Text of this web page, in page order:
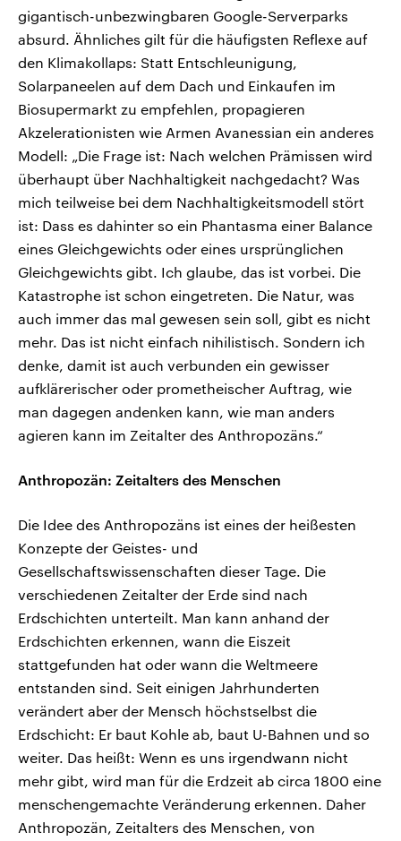
gigantisch-unbezwingbaren Google-Serverparks
absurd. Ähnliches gilt für die häufigsten Reflexe auf
den Klimakollaps: Statt Entschleunigung,
Solarpaneelen auf dem Dach und Einkaufen im
Biosupermarkt zu empfehlen, propagieren
Akzelerationisten wie Armen Avanessian ein anderes
Modell: „Die Frage ist: Nach welchen Prämissen wird
überhaupt über Nachhaltigkeit nachgedacht? Was
mich teilweise bei dem Nachhaltigkeitsmodell stört
ist: Dass es dahinter so ein Phantasma einer Balance
eines Gleichgewichts oder eines ursprünglichen
Gleichgewichts gibt. Ich glaube, das ist vorbei. Die
Katastrophe ist schon eingetreten. Die Natur, was
auch immer das mal gewesen sein soll, gibt es nicht
mehr. Das ist nicht einfach nihilistisch. Sondern ich
denke, damit ist auch verbunden ein gewisser
aufklärerischer oder prometheischer Auftrag, wie
man dagegen andenken kann, wie man anders
agieren kann im Zeitalter des Anthropozäns.“
Anthropozän: Zeitalters des Menschen
Die Idee des Anthropozäns ist eines der heißesten
Konzepte der Geistes- und
Gesellschaftswissenschaften dieser Tage. Die
verschiedenen Zeitalter der Erde sind nach
Erdschichten unterteilt. Man kann anhand der
Erdschichten erkennen, wann die Eiszeit
stattgefunden hat oder wann die Weltmeere
entstanden sind. Seit einigen Jahrhunderten
verändert aber der Mensch höchstselbst die
Erdschicht: Er baut Kohle ab, baut U-Bahnen und so
weiter. Das heißt: Wenn es uns irgendwann nicht
mehr gibt, wird man für die Erdzeit ab circa 1800 eine
menschengemachte Veränderung erkennen. Daher
Anthropozän, Zeitalters des Menschen, von